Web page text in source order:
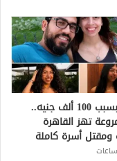
عاجل | بسبب 100 ألف جنيه..
تهز القاهرة
ومقتل أسرة كاملة